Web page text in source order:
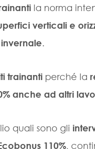
la norma
verticali e
.
trainanti perché la
anche ad altri
quali sono gli
110%,